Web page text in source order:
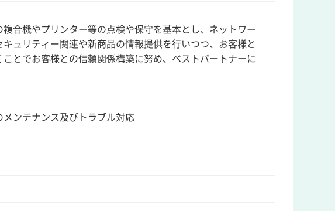
合機やプリンター等の点検や保守を基本とし、ネットワー
ュリティー関連や新商品の情報提供を行いつつ、お客様と
とでお客様との信頼関係構築に努め、ベストパートナーに
ンテナンス及びトラブル対応